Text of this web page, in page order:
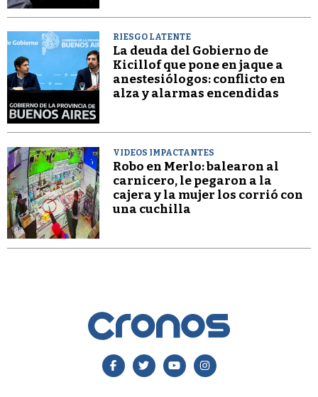
RIESGO LATENTE
La deuda del Gobierno de
Kicillof que pone en jaque a
anestesiólogos: conflicto en
alza y alarmas encendidas
VIDEOS IMPACTANTES
Robo en Merlo: balearon al
carnicero, le pegaron a la
cajera y la mujer los corrió con
una cuchilla